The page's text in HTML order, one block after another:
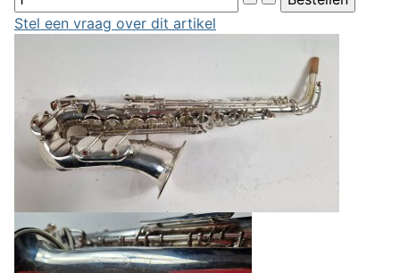
Stel een vraag over dit artikel